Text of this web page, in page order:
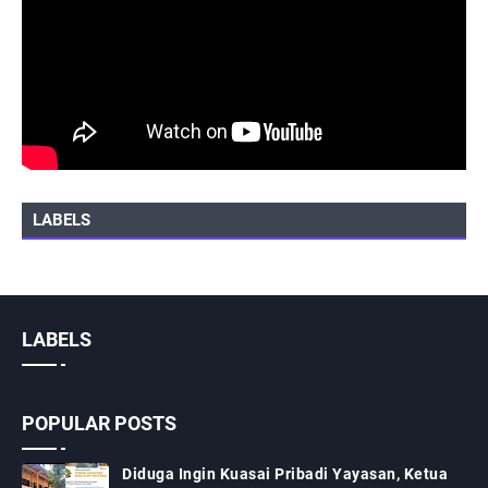
LABELS
LABELS
POPULAR POSTS
Diduga Ingin Kuasai Pribadi Yayasan, Ketua